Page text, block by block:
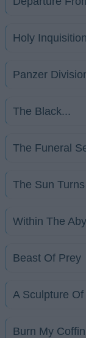
Holy Inquisition
Panzer
The Black...
The Funeral
The Sun
Within The
Beast Of Prey
A Sculpture
Burn My Coffin